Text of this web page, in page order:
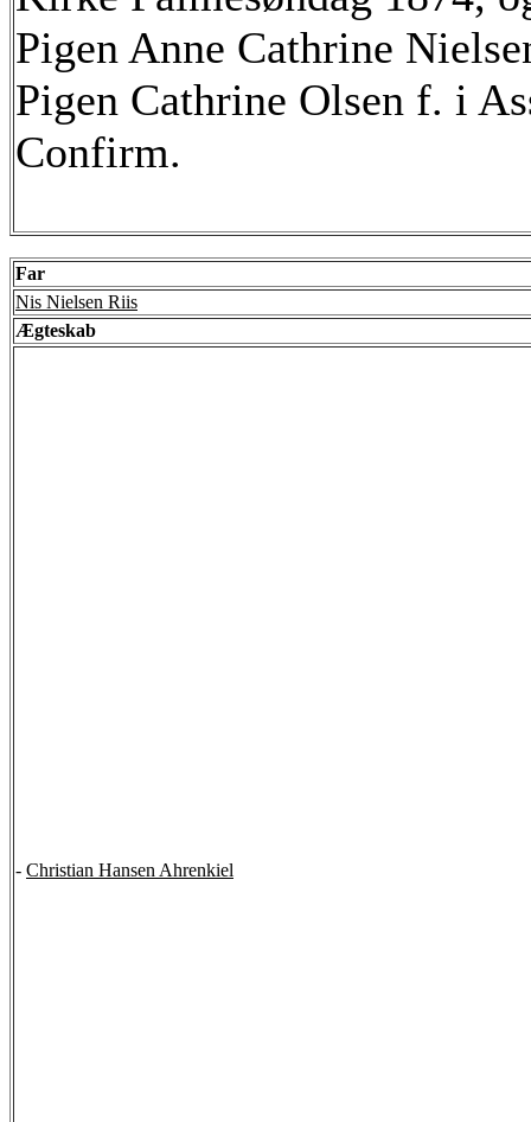
Pigen Anne Cathrine
Pigen Cathrine Olsen f. i
Confirm.
Far
Nis Nielsen Riis
Ægteskab
- Christian Hansen Ahrenkiel